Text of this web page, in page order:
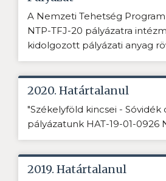
A Nemzeti Tehetség
NTP-TFJ-20 pályázatra
kidolgozott pályázati anyag
2020. Határtalanul
"Székelyföld kincsei - Sóvidék
pályázatunk HAT-19-01-0926
2019. Határtalanul